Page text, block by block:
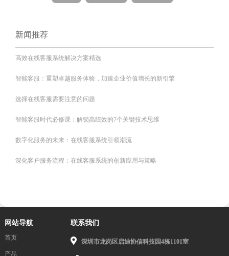
新闻推荐
高效在线客服系统解决方案精选
智能客服：重塑卓越服务体验，加速企业价值增长的新引擎
选择在线客服需要注意的问题
智能客服时代必修课：解锁高绩效的7个关键技术思维
数字化服务的未来：在线客服系统引领潮流
深化客户服务流程：在线客服系统的创新应用与策略
网站导航
首页
产品
联系我们
深圳市龙岗区启迪协信科技园4栋1101室